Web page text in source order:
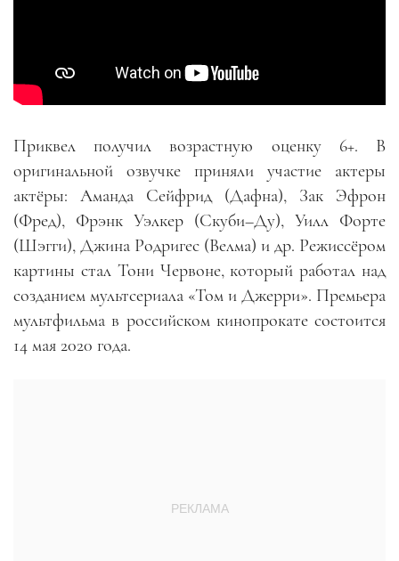
Приквел получил возрастную оценку 6+. В
оригинальной озвучке приняли участие актеры
актёры: Аманда Сейфрид (Дафна), Зак Эфрон
(Фред), Фрэнк Уэлкер (Скуби–Ду), Уилл Форте
(Шэгги), Джина Родригес (Велма) и др. Режиссёром
картины стал Тони Червоне, который работал над
созданием мультсериала «Том и Джерри». Премьера
мультфильма в российском кинопрокате состоится
14 мая 2020 года.